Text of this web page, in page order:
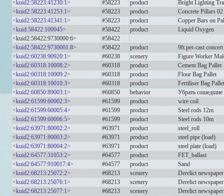
<kuid2:58223:41230:1>
#58223 product
Bright Lighting
<kuid2:58223:41253:1>
#58223 product
Concrete Pillars
<kuid2:58223:41341:1>
#58223 product
Copper Bars on
<kuid:58422:100045>
#58422 product
Liquid Oxygen
<kuid2:58422:9730000:6>
#58422
<kuid2:58422:9730001:8>
#58422 product
9ft.per-cast
<kuid2:60238:90920:1>
#60238 scenery
Figure Worker
<kuid2:60318:10008:2>
#60318 product
Cement Bag Pallet
<kuid2:60318:10009:2>
#60318 product
Flour Bag Pallet
<kuid2:60318:10010:3>
#60318 product
Fertiliser Bag Pallet
<kuid2:60850:89003:1>
#60850 behavior
Убрать сошедшие
<kuid2:61599:60002:3>
#61599 product
wire coil
<kuid2:61599:60005:4>
#61599 product
Steel rods 12m
<kuid2:61599:60006:5>
#61599 product
Steel rods 10m
<kuid2:63971:80002:2>
#63971 product
steel_roll
<kuid2:63971:80003:2>
#63971 product
steel pipe (load)
<kuid2:63971:80004:2>
#63971 product
steel plate (load)
<kuid2:64577:31053:2>
#64577 product
FET_ballast
<kuid2:64577:910017:4>
#64577 product
Sand
<kuid2:68213:25072:2>
#68213 scenery
Derelict
<kuid2:68213:25076:1>
#68213 scenery
Derelict
<kuid2:68213:25077:1>
#68213 scenery
Derelict